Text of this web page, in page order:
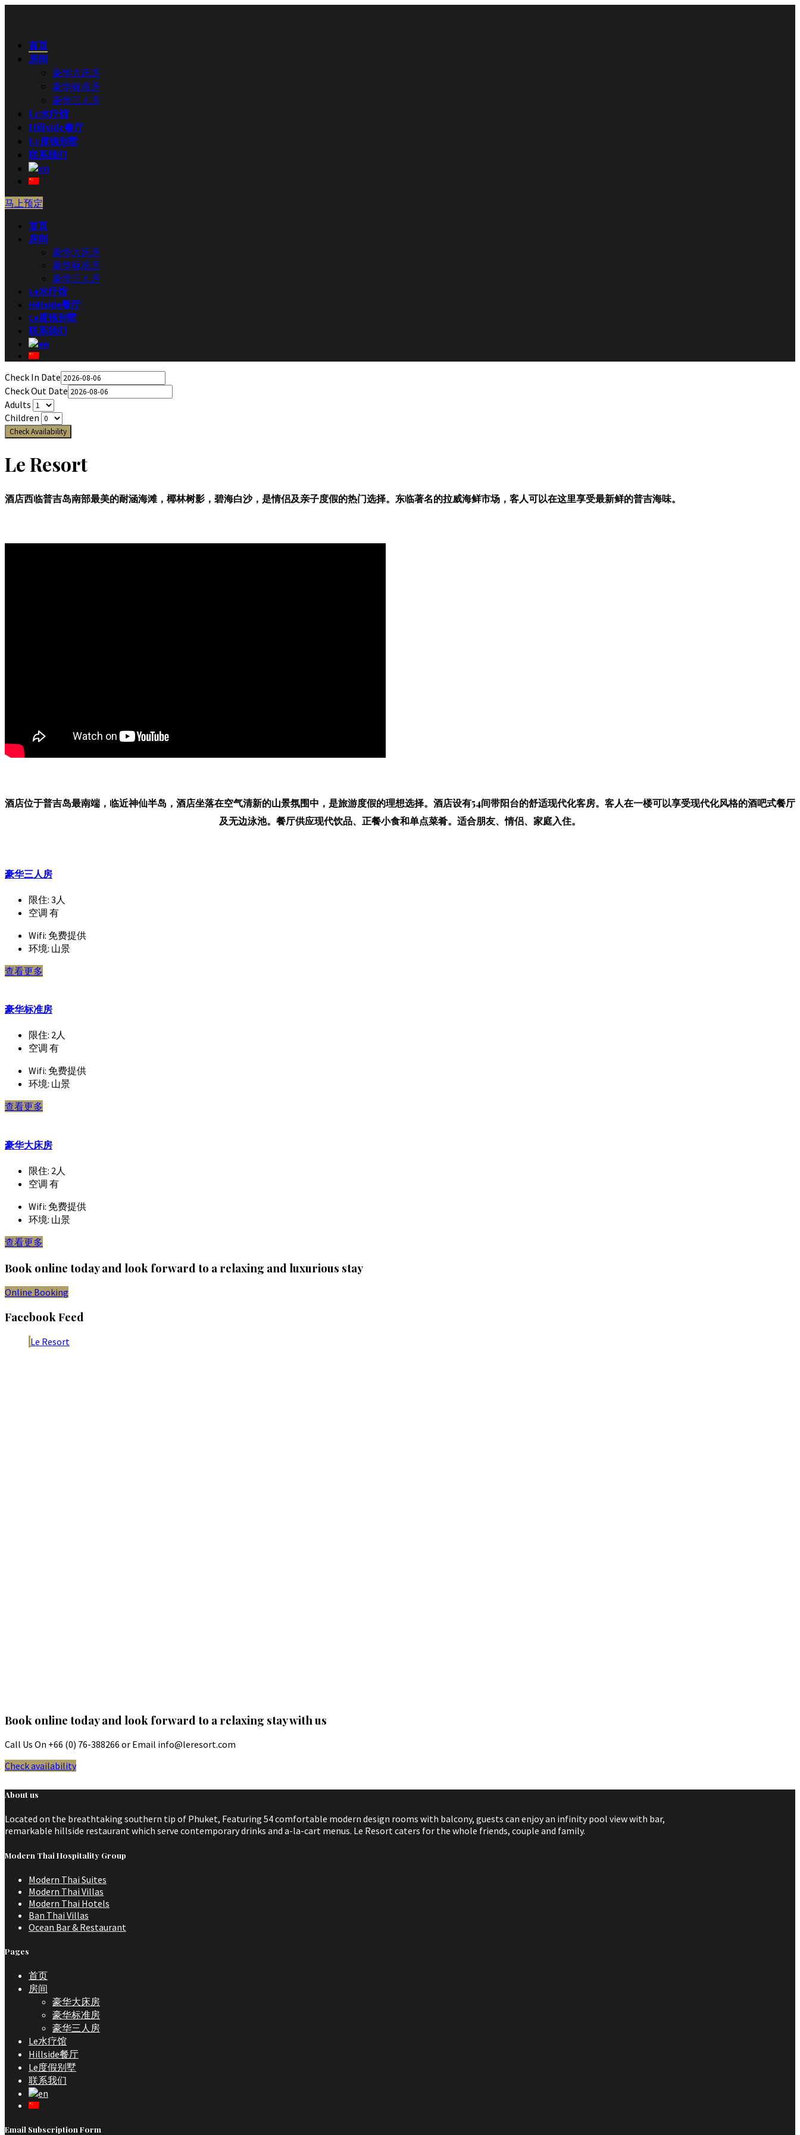
首页
房间
豪华大床房
豪华标准房
豪华三人房
Le水疗馆
Hillside餐厅
Le度假别墅
联系我们
马上预定
首页
房间
豪华大床房
豪华标准房
豪华三人房
Le水疗馆
Hillside餐厅
Le度假别墅
联系我们
Check In Date
Check Out Date
Adults
Children
Check Availability
Le Resort
酒店西临普吉岛南部最美的耐涵海滩，椰林树影，碧海白沙，是情侣及亲子度假的热门选择。东临著名的拉威海鲜市场，客人可以在这里享受最新鲜的普吉海味。
酒店位于普吉岛最南端，临近神仙半岛，酒店坐落在空气清新的山景氛围中，是旅游度假的理想选择。酒店设有54间带阳台的舒适现代化客房。客人在一楼可以享受现代化风格的酒吧式餐厅
及无边泳池。餐厅供应现代饮品、正餐小食和单点菜肴。适合朋友、情侣、家庭入住。
豪华三人房
限住: 3人
空调 有
Wifi: 免费提供
环境: 山景
查看更多
豪华标准房
限住: 2人
空调 有
Wifi: 免费提供
环境: 山景
查看更多
豪华大床房
限住: 2人
空调 有
Wifi: 免费提供
环境: 山景
查看更多
Book online today and look forward to a relaxing and luxurious stay
Online Booking
Facebook Feed
Le Resort
Book online today and look forward to a relaxing stay with us
Call Us On +66 (0) 76-388266 or Email info@leresort.com
Check availability
About us
Located on the breathtaking southern tip of Phuket, Featuring 54 comfortable modern design rooms with balcony, guests can enjoy an infinity pool view with bar,
remarkable hillside restaurant which serve contemporary drinks and a-la-cart menus. Le Resort caters for the whole friends, couple and family.
Modern Thai Hospitality Group
Modern Thai Suites
Modern Thai Villas
Modern Thai Hotels
Ban Thai Villas
Ocean Bar & Restaurant
Pages
首页
房间
豪华大床房
豪华标准房
豪华三人房
Le水疗馆
Hillside餐厅
Le度假别墅
联系我们
Email Subscription Form